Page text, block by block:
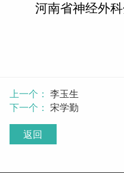
河南省神经外
上一个： 李玉生
下一个： 宋学勤
返回